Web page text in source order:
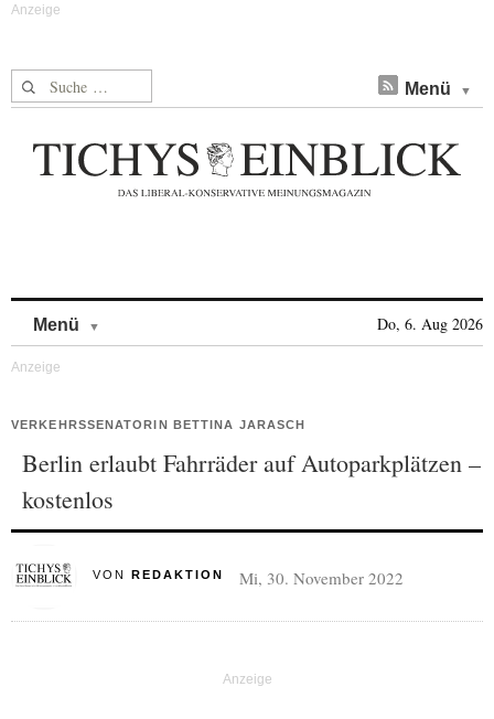
Suche nach: Menü
Menü Do, 6. Aug 2026
VERKEHRSSENATORIN BETTINA JARASCH
Berlin erlaubt Fahrräder auf Autoparkplätzen –
kostenlos
VON REDAKTION Mi, 30. November 2022